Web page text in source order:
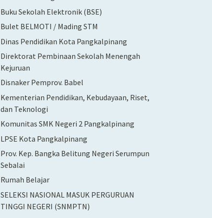
Buku Sekolah Elektronik (BSE)
Bulet BELMOTI / Mading STM
Dinas Pendidikan Kota Pangkalpinang
Direktorat Pembinaan Sekolah Menengah
Kejuruan
Disnaker Pemprov. Babel
Kementerian Pendidikan, Kebudayaan, Riset,
dan Teknologi
Komunitas SMK Negeri 2 Pangkalpinang
LPSE Kota Pangkalpinang
Prov. Kep. Bangka Belitung Negeri Serumpun
Sebalai
Rumah Belajar
SELEKSI NASIONAL MASUK PERGURUAN
TINGGI NEGERI (SNMPTN)